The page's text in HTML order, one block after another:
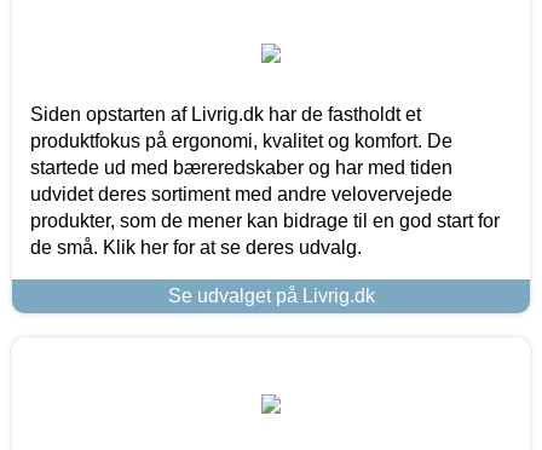
Siden opstarten af Livrig.dk har de fastholdt et
produktfokus på ergonomi, kvalitet og komfort. De
startede ud med bæreredskaber og har med tiden
udvidet deres sortiment med andre velovervejede
produkter, som de mener kan bidrage til en god start for
de små. Klik her for at se deres udvalg.
Se udvalget på Livrig.dk